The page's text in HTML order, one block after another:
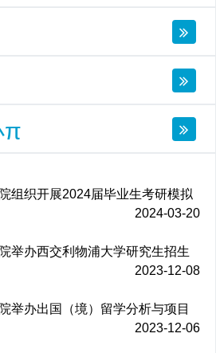
π
组织开展2024届毕业生考研模拟
2024-03-20
举办西交利物浦大学研究生招生
2023-12-08
举办出国（境）留学分析与项目
2023-12-06